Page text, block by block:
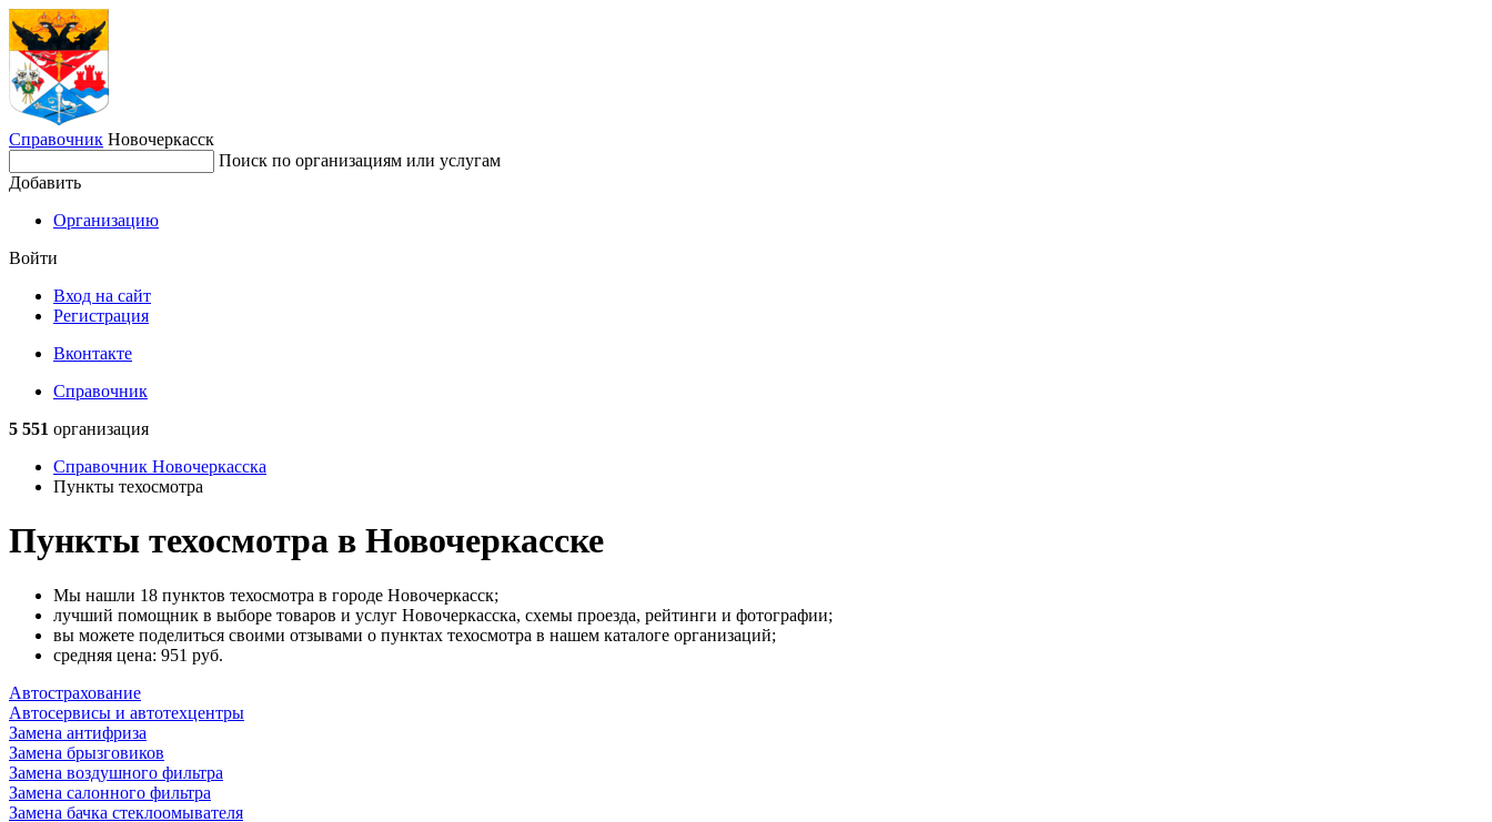
Справочник Новочеркасск
Поиск по организациям или услугам
Добавить
Организацию
Войти
Вход на сайт
Регистрация
Вконтакте
Справочник
5 551 организация
Справочник Новочеркасска
Пункты техосмотра
Пункты техосмотра в Новочеркасске
Мы нашли 18 пунктов техосмотра в городе Новочеркасск;
лучший помощник в выборе товаров и услуг Новочеркасска, схемы проезда, рейтинги и фотографии;
вы можете поделиться своими отзывами о пунктах техосмотра в нашем каталоге организаций;
cредняя цена: 951 руб.
Автострахование
Автосервисы и автотехцентры
Замена антифриза
Замена брызговиков
Замена воздушного фильтра
Замена салонного фильтра
Замена бачка стеклоомывателя